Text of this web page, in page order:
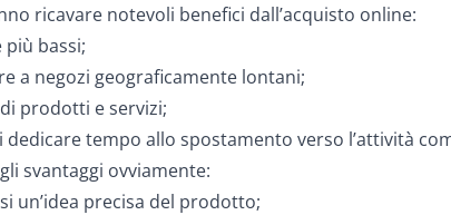
ricavare notevoli benefici dall’acquisto online:
bassi;
a negozi geograficamente lontani;
prodotti e servizi;
dedicare tempo allo spostamento verso l’attività
svantaggi ovviamente:
un’idea precisa del prodotto;